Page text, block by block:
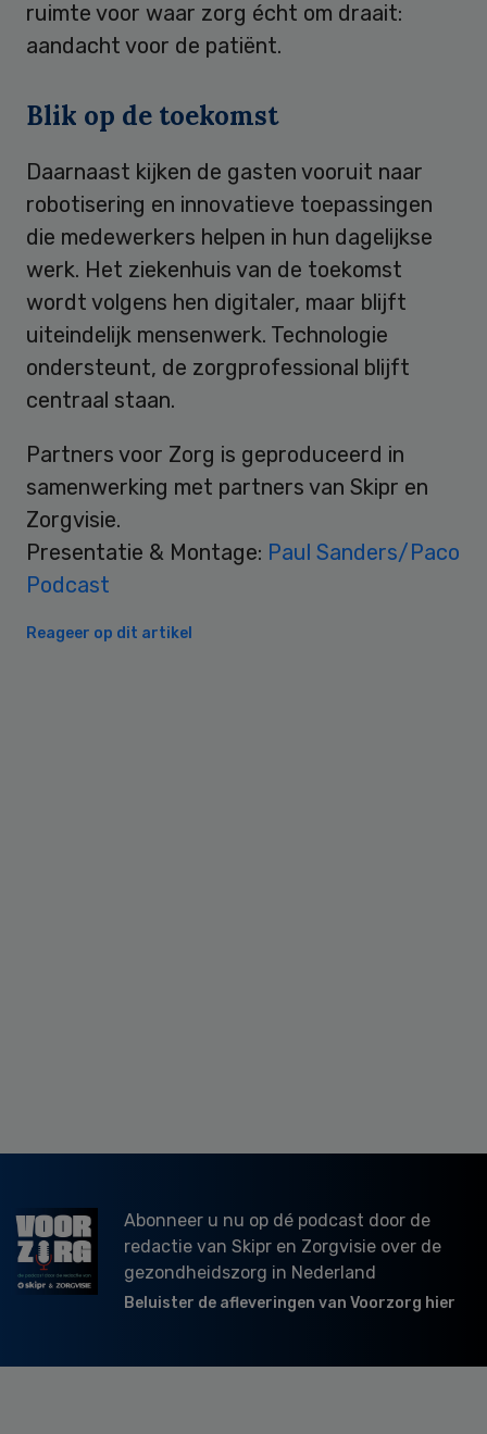
ruimte voor waar zorg écht om draait:
aandacht voor de patiënt.
Blik op de toekomst
Daarnaast kijken de gasten vooruit naar
robotisering en innovatieve toepassingen
die medewerkers helpen in hun dagelijkse
werk. Het ziekenhuis van de toekomst
wordt volgens hen digitaler, maar blijft
uiteindelijk mensenwerk. Technologie
ondersteunt, de zorgprofessional blijft
centraal staan.
Partners voor Zorg is geproduceerd in
samenwerking met partners van Skipr en
Zorgvisie.
Presentatie & Montage: Paul Sanders/Paco
Podcast
Reageer op dit artikel
Abonneer u nu op dé podcast door de
redactie van Skipr en Zorgvisie over de
gezondheidszorg in Nederland
Beluister de afleveringen van Voorzorg hier